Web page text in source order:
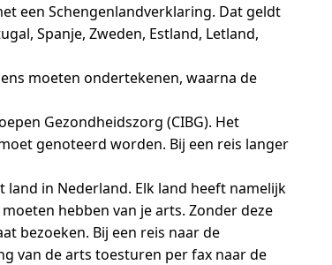
een Schengenlandverklaring. Dat geldt
Spanje, Zweden, Estland, Letland,
moeten ondertekenen, waarna de
Gezondheidszorg (CIBG). Het
genoteerd worden. Bij een reis langer
land in Nederland. Elk land heeft namelijk
hebben van je arts. Zonder deze
bezoeken. Bij een reis naar de
van de arts toesturen per fax naar de